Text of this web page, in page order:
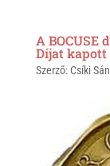
t
s
e
r
A BOCUSE
Díjat kapott
Szerző: Csíki